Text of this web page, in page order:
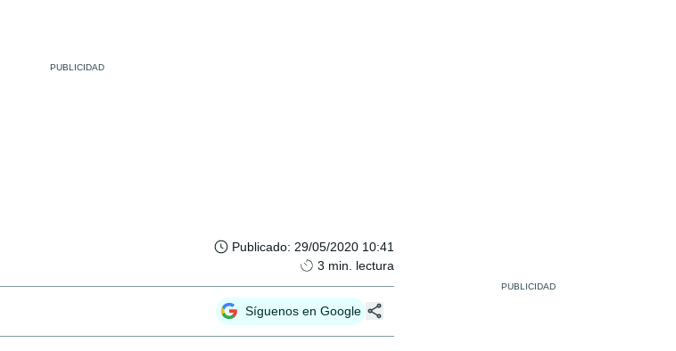
Publicado: 29/05/2020 10:41
3 min. lectura
Síguenos en Google